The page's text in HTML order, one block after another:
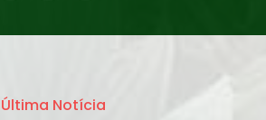
Última Notícia